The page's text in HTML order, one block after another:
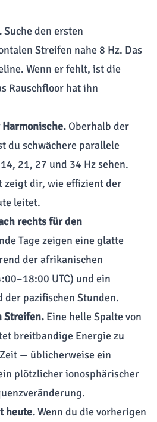
Suche den ersten
Streifen nahe 8 Hz. Das
Wenn er fehlt, ist die
Rauschfloor hat ihn
Oberhalb der
du schwächere parallele
21, 27 und 34 Hz sehen.
zeigt dir, wie effizient der
leitet.
rechts für den
Tage zeigen eine glatte
der afrikanischen
UTC) und ein
der pazifischen Stunden.
Streifen. Eine helle Spalte von
breitbandige Energie zu
— üblicherweise ein
plötzlicher ionosphärischer
heute.Wenn du die vorherigen